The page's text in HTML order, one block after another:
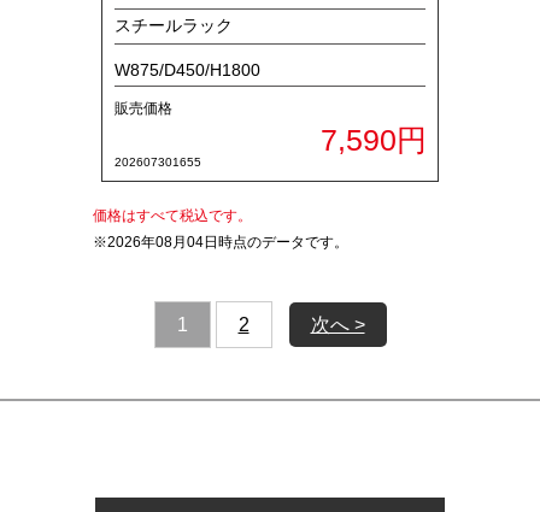
7,590円
スチールラック
W875/D450/H1800
販売価格
202607301655
価格はすべて税込です。
※2026年08月04日時点のデータです。
1 2 次へ >